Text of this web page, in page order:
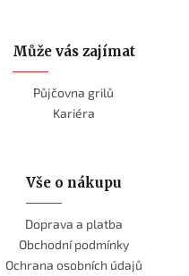
Může vás zajímat
Půjčovna grilů
Kariéra
Vše o nákupu
Doprava a platba
Obchodní podmínky
Ochrana osobních údajů